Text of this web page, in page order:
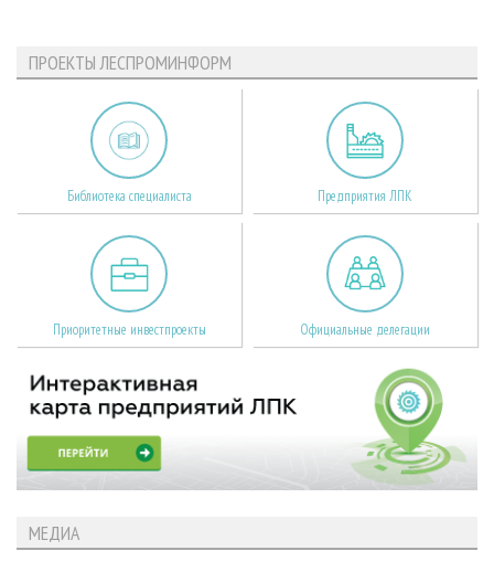
ПРОЕКТЫ ЛЕСПРОМИНФОРМ
Библиотека специалиста Предприятия ЛПК
Приоритетные инвестпроекты Официальные делегации
МЕДИА